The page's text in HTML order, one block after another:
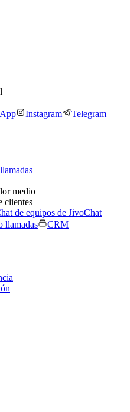
Instagram Telegram
medio
clientes
de equipos de JivoChat
llamadas
CRM